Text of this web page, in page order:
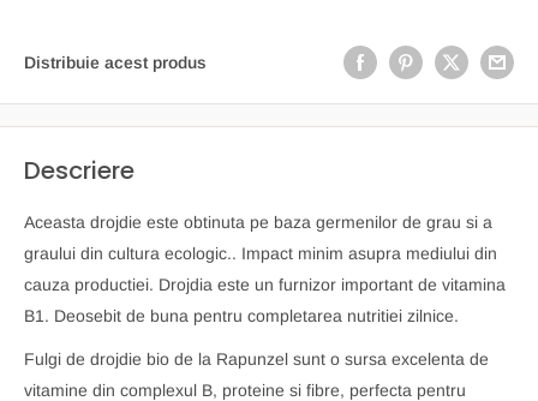
Distribuie acest produs
Descriere
Aceasta drojdie este obtinuta pe baza germenilor de grau si a
graului din cultura ecologic.. Impact minim asupra mediului din
cauza productiei. Drojdia este un furnizor important de vitamina
B1. Deosebit de buna pentru completarea nutritiei zilnice.
Fulgi de drojdie bio de la Rapunzel sunt o sursa excelenta de
vitamine din complexul B, proteine si fibre, perfecta pentru